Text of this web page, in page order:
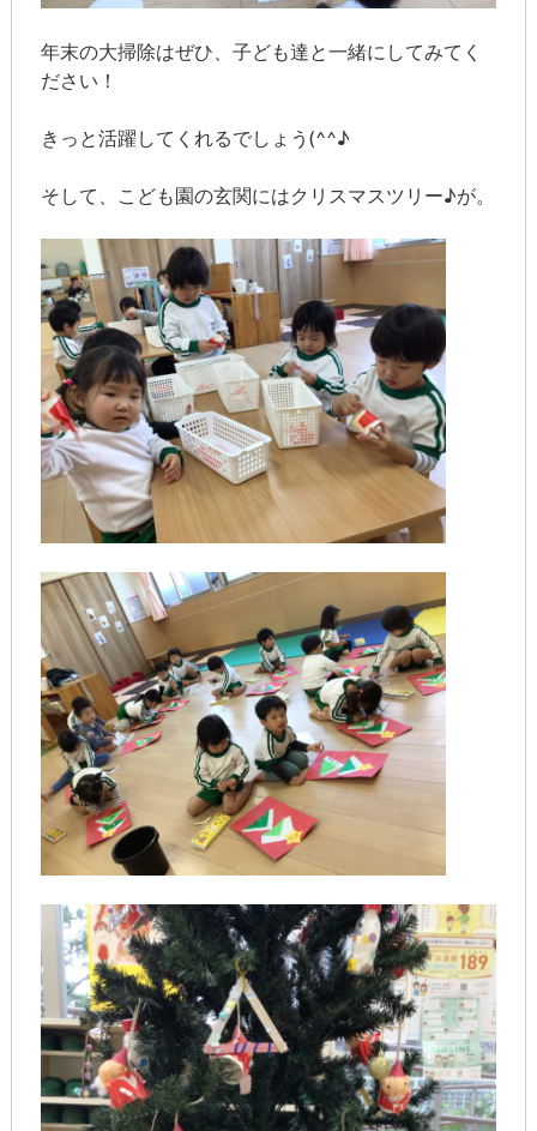
年末の大掃除はぜひ、子ども達と一緒にしてみてく
ださい！
きっと活躍してくれるでしょう(^^♪
そして、こども園の玄関にはクリスマスツリー♪が。